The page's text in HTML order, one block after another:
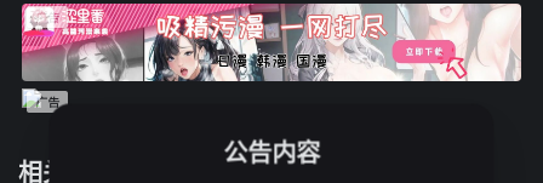
相关推荐
公告内容